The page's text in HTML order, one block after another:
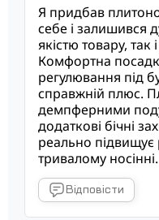
Я придбав
себе і залишився
якістю товару, так
Комфортна
регулювання під
справжній плюс.
демпферними
додаткові бічні
реально
тривалому носінні.
Відповісти